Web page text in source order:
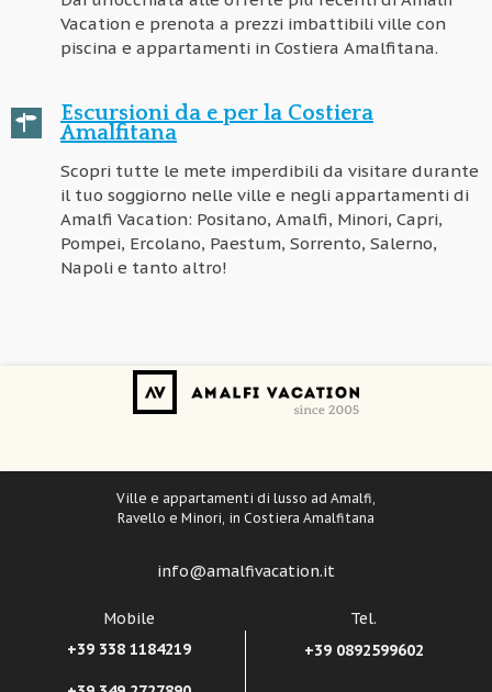
Vacation e prenota a prezzi imbattibili ville con
piscina e appartamenti in Costiera Amalfitana.
Escursioni da e per la Costiera
Amalfitana
Scopri tutte le mete imperdibili da visitare durante
il tuo soggiorno nelle ville e negli appartamenti di
Amalfi Vacation: Positano, Amalfi, Minori, Capri,
Pompei, Ercolano, Paestum, Sorrento, Salerno,
Napoli e tanto altro!
Ville e appartamenti di lusso ad Amalfi,
Ravello e Minori, in Costiera Amalfitana
Mobile
+39 338 1184219
Tel.
+39 0892599602
info@amalfivacation.it